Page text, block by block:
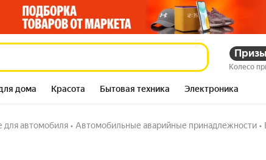
Призы
Колесо
дома Красота Бытовая техника Электроника
для автомобиля • Автомобильные аварийные принадлежности •